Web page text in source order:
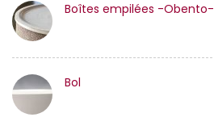
Boîtes empilées -Obento-
Bol